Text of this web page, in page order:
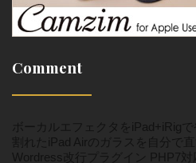
Comment
ボーカルエフェクタをiPad+iRigで
割れたiPad Airのガラスを自分で直
Wordress改行プラグイン PHP7対